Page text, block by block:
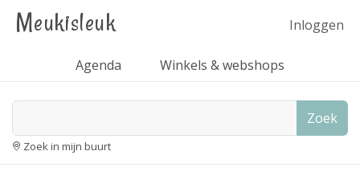
Meukisleuk Inloggen
Agenda Winkels & webshops
Zoek
Zoek in mijn buurt